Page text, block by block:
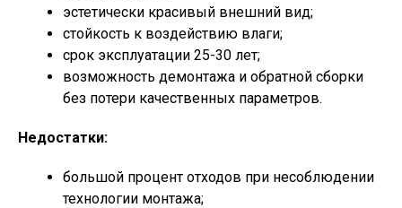
эстетически красивый внешний вид;
стойкость к воздействию влаги;
срок эксплуатации 25-30 лет;
возможность демонтажа и обратной сборки
без потери качественных параметров.
Недостатки:
большой процент отходов при несоблюдении
технологии монтажа;